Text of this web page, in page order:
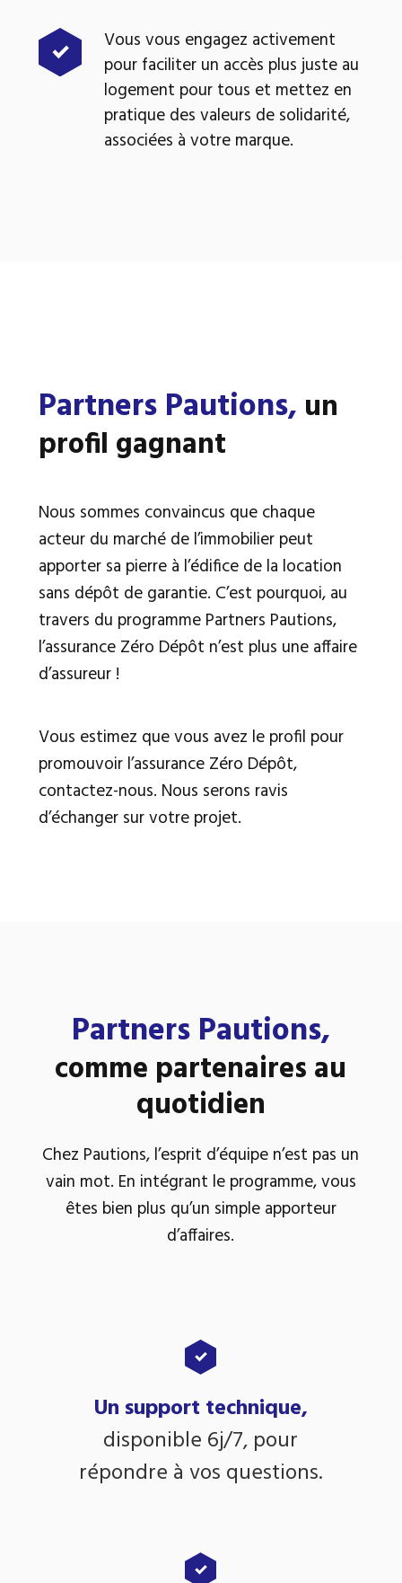
Vous vous engagez activement
pour faciliter un accès plus juste au
logement pour tous et mettez en
pratique des valeurs de solidarité,
associées à votre marque.
Partners Pautions, un
profil gagnant
Nous sommes convaincus que chaque
acteur du marché de l’immobilier peut
apporter sa pierre à l’édifice de la location
sans dépôt de garantie. C’est pourquoi, au
travers du programme Partners Pautions,
l’assurance Zéro Dépôt n’est plus une affaire
d’assureur !
Vous estimez que vous avez le profil pour
promouvoir l’assurance Zéro Dépôt,
contactez-nous. Nous serons ravis
d’échanger sur votre projet.
Partners Pautions,
comme partenaires au
quotidien
Chez Pautions, l’esprit d’équipe n’est pas un
vain mot. En intégrant le programme, vous
êtes bien plus qu’un simple apporteur
d’affaires.
Un support technique,
disponible 6j/7, pour
répondre à vos questions.